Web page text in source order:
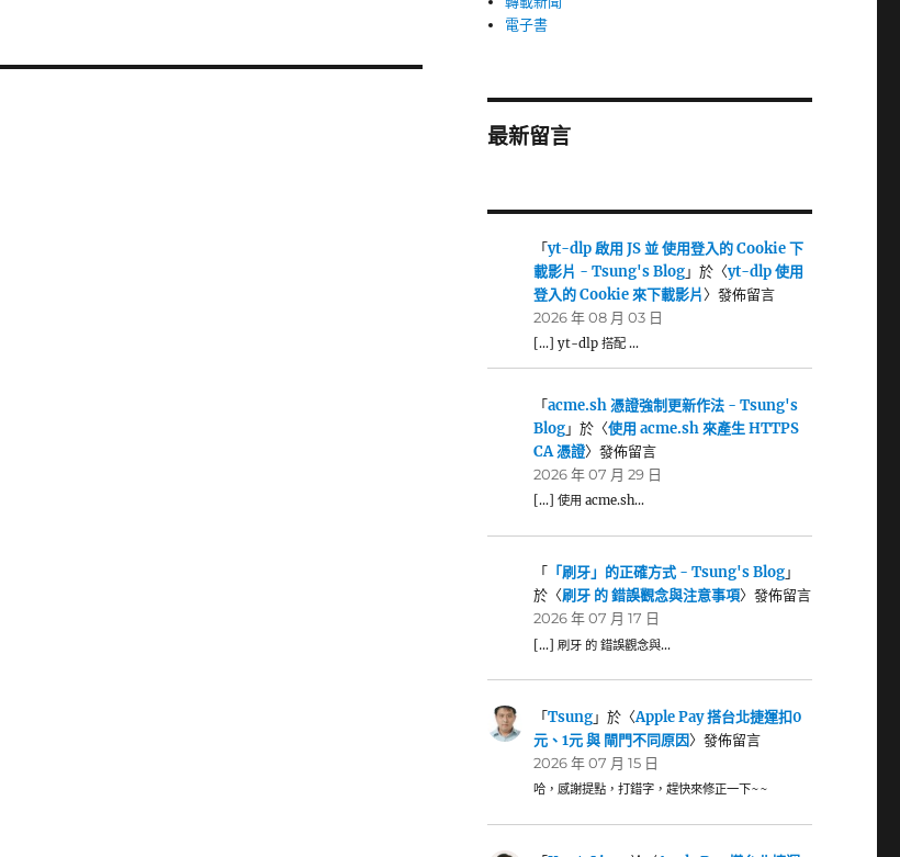
電子書
最新留言
「yt-dlp 啟用 JS 並 使用登入的 Cookie 下
載影片 - Tsung's Blog」於〈yt-dlp 使用
登入的 Cookie 來下載影片〉發佈留言
2026 年 08 月 03 日
[…] yt-dlp 搭配 …
「acme.sh 憑證強制更新作法 - Tsung's
Blog」於〈使用 acme.sh 來產生 HTTPS
CA 憑證〉發佈留言
2026 年 07 月 29 日
[…] 使用 acme.sh…
「 「刷牙」的正確方式 - Tsung's Blog」
於〈刷牙 的 錯誤觀念與注意事項〉發佈留言
2026 年 07 月 17 日
[…] 刷牙 的 錯誤觀念與…
「Tsung」於〈Apple Pay 搭台北捷運扣0
元、1元 與 閘門不同原因〉發佈留言
2026 年 07 月 15 日
哈，感謝提點，打錯字，趕快來修正一下~~